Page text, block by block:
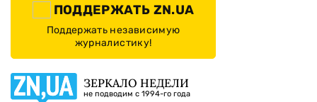
ПОДДЕРЖАТЬ ZN.UA
Поддержать независимую
журналистику!
ЗЕРКАЛО НЕДЕЛИ
не подводим с 1994-го года